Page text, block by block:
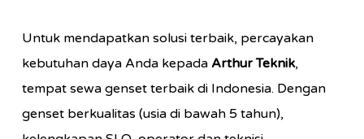
Untuk mendapatkan solusi terbaik, percayakan
kebutuhan daya Anda kepada Arthur Teknik,
tempat sewa genset terbaik di Indonesia. Dengan
genset berkualitas (usia di bawah 5 tahun),